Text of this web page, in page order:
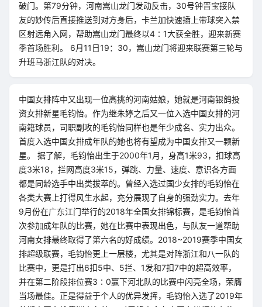
破门。第79分钟，河南嵩山龙门发动反击，30号钟晋宝接队
友的妙传后直接推送到对方身后，卡兰加快速插上带球突入禁
区射远角入网，帮助嵩山龙门最终以4∶1大获全胜，迎来新赛
季首场胜利。 6月11日19：30，嵩山龙门将迎来联赛第三轮与
升班马浙江队的对决。
中国女排阵中又出现一位高挑的河南姑娘，她就是河南银鸽投
资女排新星毛钧怡。作为继朱婷之后又一位入选中国女排的河
南籍球员，司职副攻的毛钧怡同样也是年少成名、实力出众。
首度入选中国女排成年队的她也将有望成为中国女排又一颗新
星。 据了解，毛钧怡出生于2000年1月，身高1米93，扣球高
度3米18，拦网高度3米15，弹跳、力量、速度、意识各方面
都是同龄选手中出类拔萃的。曾经入选过国少女排的毛钧怡在
各类大赛上打得风生水起，充分展现了自身的强劲实力。去年
9月份在广东江门举行的2018年全国女排锦标赛，是毛钧怡首
次参加成年队的比赛，她在比赛中表现出色，与队友一道帮助
河南女排最终取得了第六名的好成绩。2018~2019赛季中国女
排超级联赛，毛钧怡更上一层楼，尤其是对阵浙江和八一队的
比赛中，更是打出6扣5中、5拦、1发和7扣7中的超高效率，
并在第二阶段排位赛3∶0赢下河北队的比赛中闪亮全场，荣膺
当场最佳。正是得益于个人的优异发挥，毛钧怡入选了2019年